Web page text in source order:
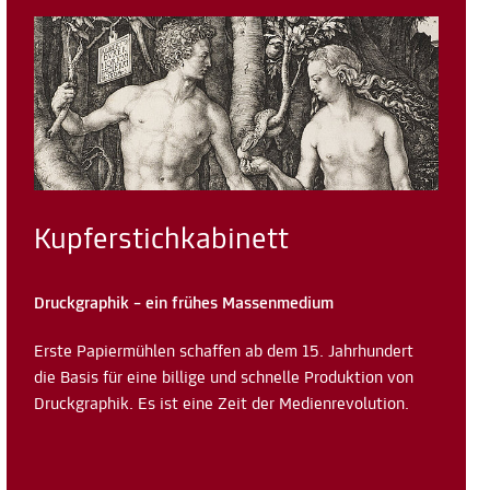
Kupferstichkabinett
Druckgraphik – ein frühes Massenmedium
Erste Papiermühlen schaffen ab dem 15. Jahrhundert
die Basis für eine billige und schnelle Produktion von
Druckgraphik. Es ist eine Zeit der Medienrevolution.